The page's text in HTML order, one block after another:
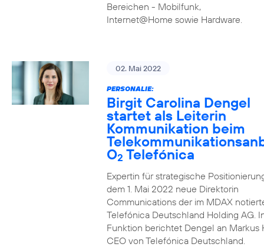
Bereichen - Mobilfunk,
Internet@Home sowie Hardware.
02. Mai 2022
PERSONALIE:
Birgit Carolina Dengel
startet als Leiterin
Kommunikation beim
O2 Telefónica
Expertin für strategische
dem 1. Mai 2022 neue Direktorin
Communications der im MDAX
Telefónica Deutschland Holding AG.
Funktion berichtet Dengel an Markus
CEO von Telefónica Deutschland.